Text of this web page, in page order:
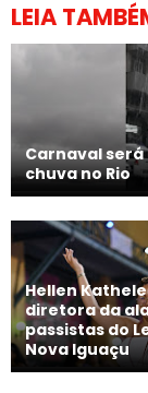
LEIA
Carnaval será
chuva no Rio
Hellen
diretora da
passistas do
Nova Iguaçu